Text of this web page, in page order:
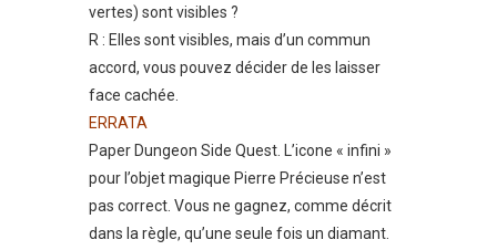
vertes) sont visibles ?
R : Elles sont visibles, mais d’un commun
accord, vous pouvez décider de les laisser
face cachée.
ERRATA
Paper Dungeon Side Quest. L’icone « infini »
pour l’objet magique Pierre Précieuse n’est
pas correct. Vous ne gagnez, comme décrit
dans la règle, qu’une seule fois un diamant.